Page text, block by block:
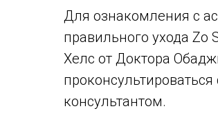
Для ознакомления с
правильного ухода Zo
Хелс от Доктора
консультантом.